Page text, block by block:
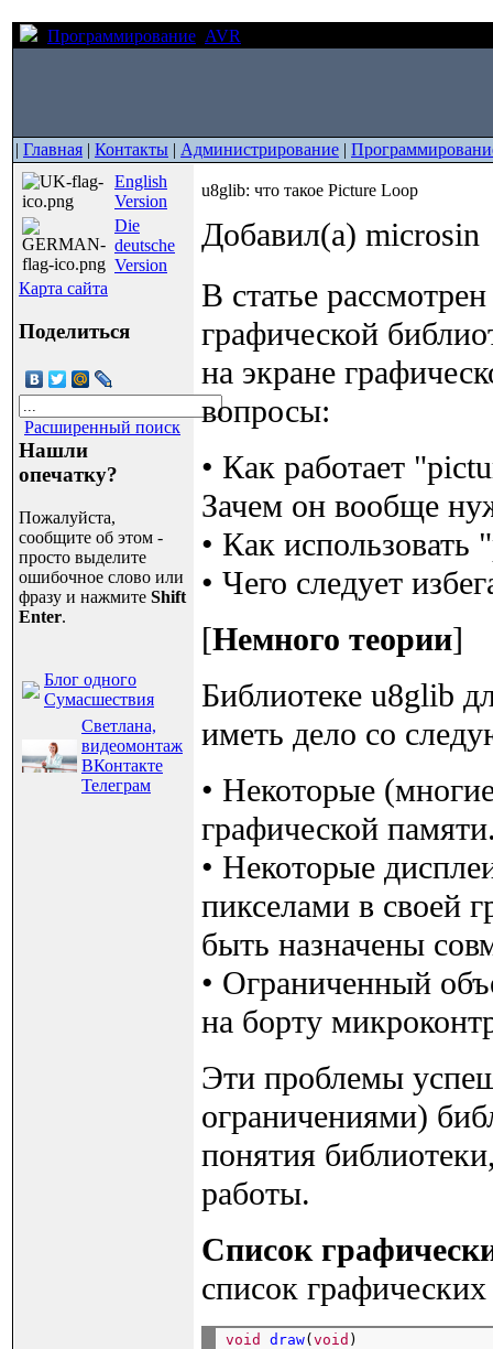
Программирование AVR
| Главная | Контакты | Администрирование |
English
Version
Die
deutsche
Version
Карта сайта
Поделиться
Расширенный поиск
Нашли
опечатку?
Пожалуйста,
сообщите об этом -
просто выделите
ошибочное слово или
фразу и нажмите Shift
Enter.
Блог одного
Сумасшествия
Светлана,
видеомонтаж
ВКонтакте
Телеграм
u8glib: что такое Picture Loop
Добавил(а) microsin
В статье
графической
на экране
вопросы:
• Как работает
Зачем он вообще
• Как использовать
• Чего следует
[Немного теории]
Библиотеке u8glib
иметь дело со
• Некоторые
графической
• Некоторые
пикселами в своей
быть назначены
• Ограниченный
на борту
Эти проблемы
ограничениями)
понятия
работы.
Список
список
void draw(void )